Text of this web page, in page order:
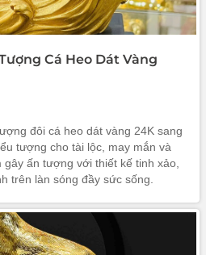
Cá Heo Dát Vàng
đôi cá heo dát vàng 24K sang
tượng cho tài lộc, may mắn và
ấn tượng với thiết kế tinh xảo,
trên làn sóng đầy sức sống.
sắc, giúp thu hút vận khí tốt và
không gian sống.